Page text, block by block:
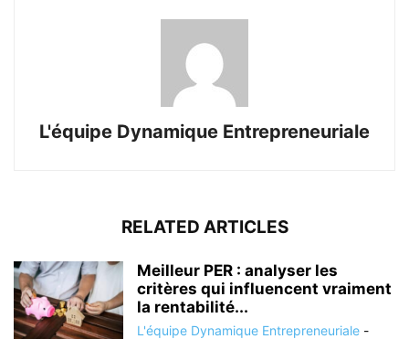
L'équipe Dynamique Entrepreneuriale
RELATED ARTICLES
Meilleur PER : analyser les
critères qui influencent vraiment
la rentabilité...
L'équipe Dynamique Entrepreneuriale -